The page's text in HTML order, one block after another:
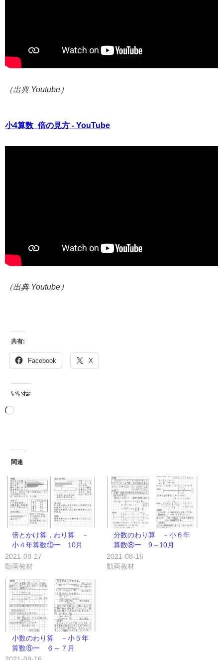
（出典 Youtube）
小4算数_倍の見方 - YouTube
（出典 Youtube）
共有:
Facebook X
いいね:
関連
倍とかけ算，わり算 －
小４年算数⑩ー 10月
2021-08-17
動画教材
分数のわり算 －小６年
算数⑧ー 9～10月
2021-08-16
動画教材
小数のわり算 －小５年
算数⑥ー ６～７月